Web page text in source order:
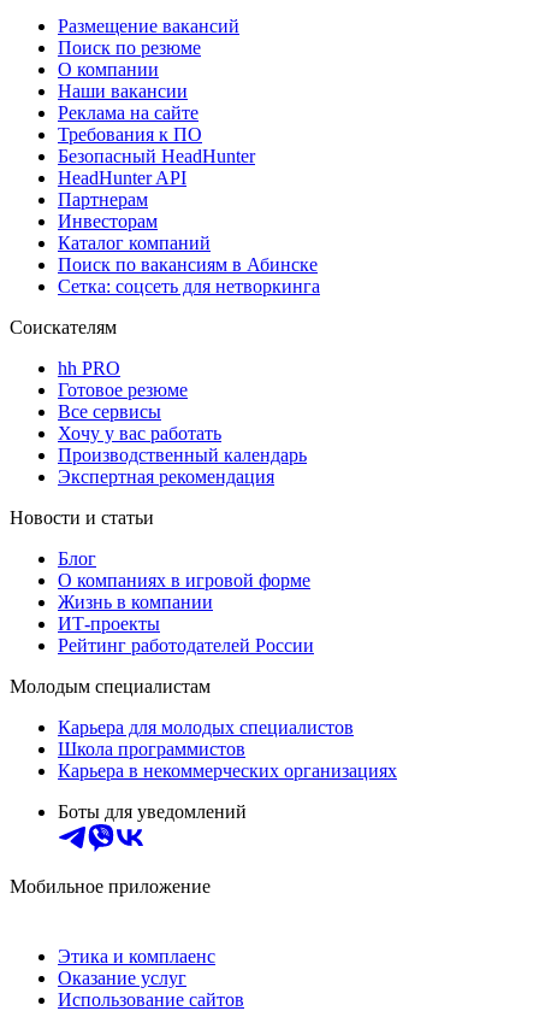
Размещение вакансий
Поиск по резюме
О компании
Наши вакансии
Реклама на сайте
Требования к ПО
Безопасный HeadHunter
HeadHunter API
Партнерам
Инвесторам
Каталог компаний
Поиск по вакансиям в Абинске
Сетка: соцсеть для нетворкинга
Соискателям
hh PRO
Готовое резюме
Все сервисы
Хочу у вас работать
Производственный календарь
Экспертная рекомендация
Новости и статьи
Блог
О компаниях в игровой форме
Жизнь в компании
ИТ-проекты
Рейтинг работодателей России
Молодым специалистам
Карьера для молодых специалистов
Школа программистов
Карьера в некоммерческих организациях
Боты для уведомлений
Мобильное приложение
Этика и комплаенс
Оказание услуг
Использование сайтов